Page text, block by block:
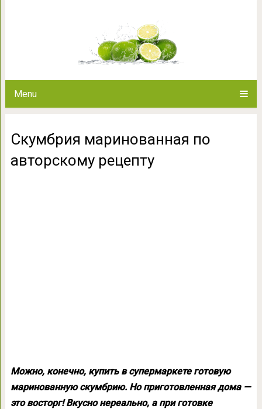
Menu
Скумбрия маринованная по
авторскому рецепту
Можно, конечно, купить в супермаркете готовую
маринованную скумбрию. Но приготовленная дома —
это восторг! Вкусно нереально, а при готовке